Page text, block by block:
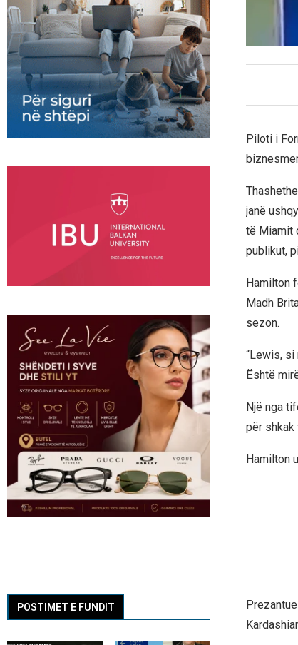
Piloti i
janë
të Miamit
publikut,
Hamilton
Madh
sezon.
“Lewis, si
Është
Një nga
për shkak
Hamilton
POSTIMET E FUNDIT